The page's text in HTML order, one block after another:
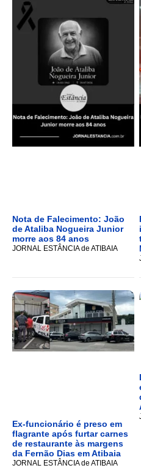
Nota de Falecimento: João
de Ataliba Nogueira Junior
morre aos 84 anos
JORNAL ESTÂNCIA de ATIBAIA
Ex-funcionário é preso em
flagrante após furtar carnes
de restaurante às margens
da Fernão Dias em Atibaia
JORNAL ESTÂNCIA de ATIBAIA